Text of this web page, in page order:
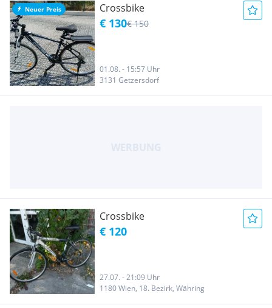
Neuer Preis Crossbike
€ 130€ 150
01.08. - 15:57 Uhr
3131 Getzersdorf
Crossbike
€ 120
27.07. - 21:09 Uhr
1180 Wien, 18. Bezirk, Währing